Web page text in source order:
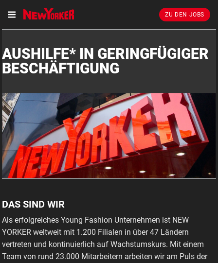
ZU DEN JOBS
AUSHILFE* IN GERINGFÜGIGER
BESCHÄFTIGUNG
DAS SIND WIR
Als erfolgreiches Young Fashion Unternehmen ist NEW
YORKER weltweit mit 1.200 Filialen in über 47 Ländern
vertreten und kontinuierlich auf Wachstumskurs. Mit einem
Team von rund 23.000 Mitarbeitern arbeiten wir am Puls der